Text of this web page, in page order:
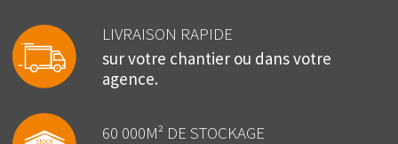
LIVRAISON RAPIDE
sur votre chantier ou dans votre
agence.
60 000M² DE STOCKAGE